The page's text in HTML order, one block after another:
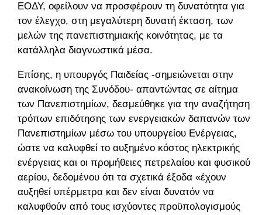
ΕΟΔΥ, οφείλουν να προσφέρουν τη δυνατότητα για
τον έλεγχο, στη μεγαλύτερη δυνατή έκταση, των
μελών της πανεπιστημιακής κοινότητας, με τα
κατάλληλα διαγνωστικά μέσα.
Επίσης, η υπουργός Παιδείας -σημειώνεται στην
ανακοίνωση της Συνόδου- απαντώντας σε αίτημα
των Πανεπιστημίων, δεσμεύθηκε για την αναζήτηση
τρόπων επιδότησης των ενεργειακών δαπανών των
Πανεπιστημίων μέσω του υπουργείου Ενέργειας,
ώστε να καλυφθεί το αυξημένο κόστος ηλεκτρικής
ενέργειας και οι προμήθειες πετρελαίου και φυσικού
αερίου, δεδομένου ότι τα σχετικά έξοδα «έχουν
αυξηθεί υπέρμετρα και δεν είναι δυνατόν να
καλυφθούν από τους ισχύοντες προϋπολογισμούς